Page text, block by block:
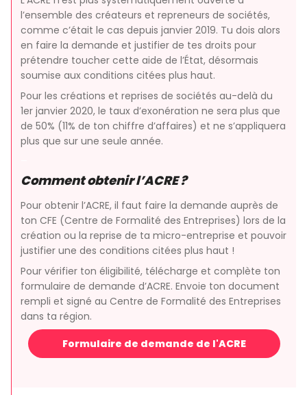
l’ensemble des créateurs et repreneurs de sociétés,
comme c’était le cas depuis janvier 2019. Tu dois alors
en faire la demande et justifier de tes droits pour
prétendre toucher cette aide de l’État, désormais
soumise aux conditions citées plus haut.
Pour les créations et reprises de sociétés au-delà du
1er janvier 2020, le taux d’exonération ne sera plus que
de 50% (11% de ton chiffre d’affaires) et ne s’appliquera
plus que sur une seule année.
Comment obtenir l’ACRE ?
Pour obtenir l’ACRE, il faut faire la demande auprès de
ton CFE (Centre de Formalité des Entreprises) lors de la
création ou la reprise de ta micro-entreprise et pouvoir
justifier une des conditions citées plus haut !
Pour vérifier ton éligibilité, télécharge et complète ton
formulaire de demande d’ACRE. Envoie ton document
rempli et signé au Centre de Formalité des Entreprises
dans ta région.
Formulaire de demande de l'ACRE